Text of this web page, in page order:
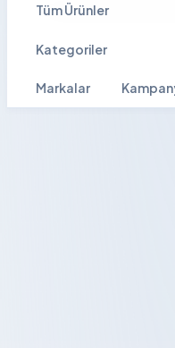
Tüm Ürünler
Kategoriler
Markalar